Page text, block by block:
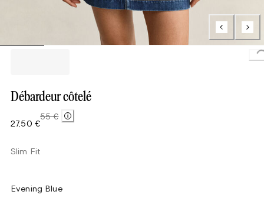
Débardeur côtelé
27,50 €
55 €
Slim Fit
Evening Blue